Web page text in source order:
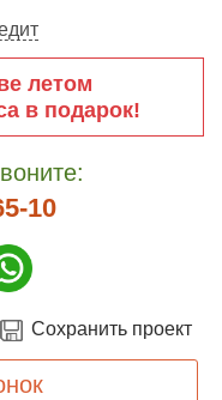
летом
в подарок!
10
Сохранить проект